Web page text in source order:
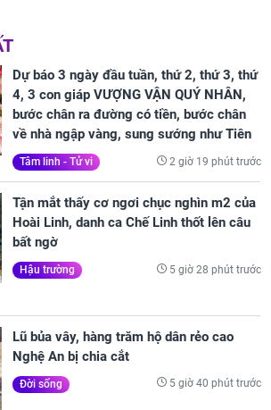
Dự báo 3 ngày đầu tuần, thứ 2, thứ 3, thứ
4, 3 con giáp VƯỢNG VẬN QUÝ NHÂN,
bước chân ra đường có tiền, bước chân
về nhà ngập vàng, sung sướng như Tiên
Tâm linh - Tử vi 2 giờ 19 phút trước
Tận mắt thấy cơ ngơi chục nghìn m2 của
Hoài Linh, danh ca Chế Linh thốt lên câu
bất ngờ
Hậu trường 5 giờ 28 phút trước
Lũ bủa vây, hàng trăm hộ dân rẻo cao
Nghệ An bị chia cắt
Đời sống 5 giờ 40 phút trước